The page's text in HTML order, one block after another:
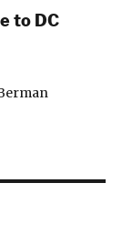
to DC